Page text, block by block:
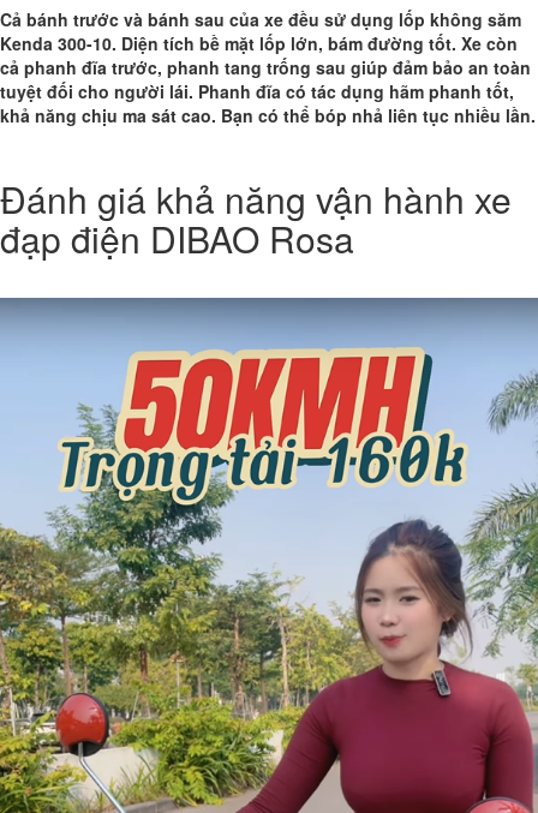
Cả bánh trước và bánh sau của xe đều sử dụng lốp không săm
Kenda 300-10. Diện tích bề mặt lốp lớn, bám đường tốt. Xe còn
cả phanh đĩa trước, phanh tang trống sau giúp đảm bảo an toàn
tuyệt đối cho người lái. Phanh đĩa có tác dụng hãm phanh tốt,
khả năng chịu ma sát cao. Bạn có thể bóp nhả liên tục nhiều lần.
Đánh giá khả năng vận hành xe
đạp điện DIBAO Rosa